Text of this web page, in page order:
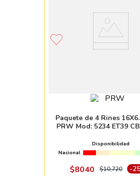
Paquete de 4 Rines
PRW Mod: 5234 ET39
Disponibilidad
Nacional
$8040 $10,720 -